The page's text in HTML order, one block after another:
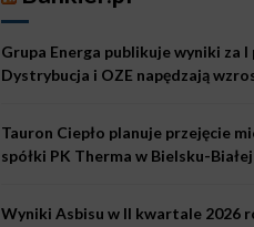
Grupa Energa publikuje wyniki za I
Dystrybucja i OZE napędzają
Tauron Ciepło planuje przejęcie
spółki PK Therma w Bielsku-Białej
Wyniki Asbisu w II kwartale 2026